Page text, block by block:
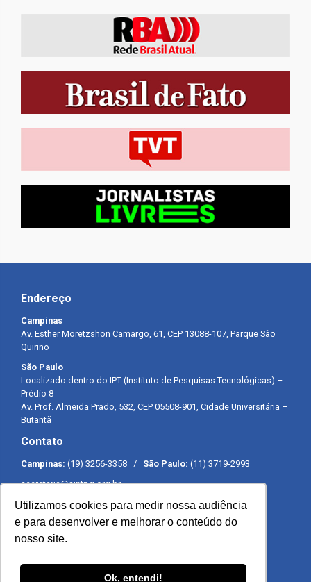
Utilizamos cookies para medir nossa audiência
e para desenvolver e melhorar o conteúdo do
nosso site.
Ok, entendi!
Endereço
Campinas
Av. Esther Moretzshon Camargo, 61, CEP 13088-107, Parque São
Quirino
São Paulo
Localizado dentro do IPT (Instituto de Pesquisas Tecnológicas) –
Prédio 8
Av. Prof. Almeida Prado, 532, CEP 05508-901, Cidade Universitária –
Butantã
Contato
Campinas: (19) 3256-3358 / São Paulo: (11) 3719-2993
secretaria@sintpq.org.br
Expediente
Segunda a sexta-feira das 8h às 17h